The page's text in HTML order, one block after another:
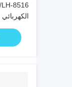
الكهربائي